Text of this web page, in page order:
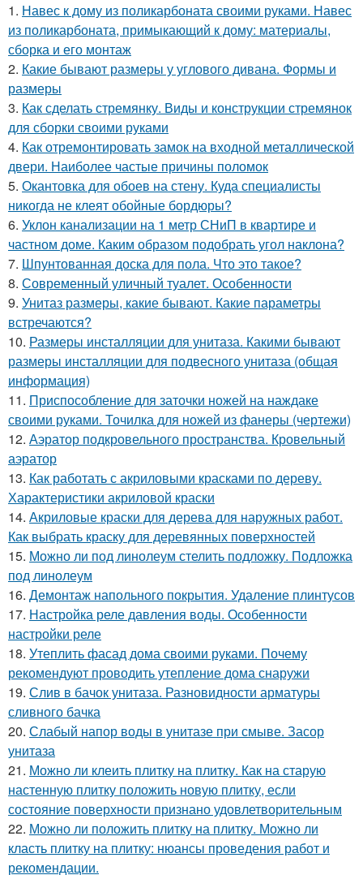
1. Навес к дому из поликарбоната своими руками. Навес
из поликарбоната, примыкающий к дому: материалы,
сборка и его монтаж
2. Какие бывают размеры у углового дивана. Формы и
размеры
3. Как сделать стремянку. Виды и конструкции стремянок
для сборки своими руками
4. Как отремонтировать замок на входной металлической
двери. Наиболее частые причины поломок
5. Окантовка для обоев на стену. Куда специалисты
никогда не клеят обойные бордюры?
6. Уклон канализации на 1 метр СНиП в квартире и
частном доме. Каким образом подобрать угол наклона?
7. Шпунтованная доска для пола. Что это такое?
8. Современный уличный туалет. Особенности
9. Унитаз размеры, какие бывают. Какие параметры
встречаются?
10. Размеры инсталляции для унитаза. Какими бывают
размеры инсталляции для подвесного унитаза (общая
информация)
11. Приспособление для заточки ножей на наждаке
своими руками. Точилка для ножей из фанеры (чертежи)
12. Аэратор подкровельного пространства. Кровельный
аэратор
13. Как работать с акриловыми красками по дереву.
Характеристики акриловой краски
14. Акриловые краски для дерева для наружных работ.
Как выбрать краску для деревянных поверхностей
15. Можно ли под линолеум стелить подложку. Подложка
под линолеум
16. Демонтаж напольного покрытия. Удаление плинтусов
17. Настройка реле давления воды. Особенности
настройки реле
18. Утеплить фасад дома своими руками. Почему
рекомендуют проводить утепление дома снаружи
19. Слив в бачок унитаза. Разновидности арматуры
сливного бачка
20. Слабый напор воды в унитазе при смыве. Засор
унитаза
21. Можно ли клеить плитку на плитку. Как на старую
настенную плитку положить новую плитку, если
состояние поверхности признано удовлетворительным
22. Можно ли положить плитку на плитку. Можно ли
класть плитку на плитку: нюансы проведения работ и
рекомендации.